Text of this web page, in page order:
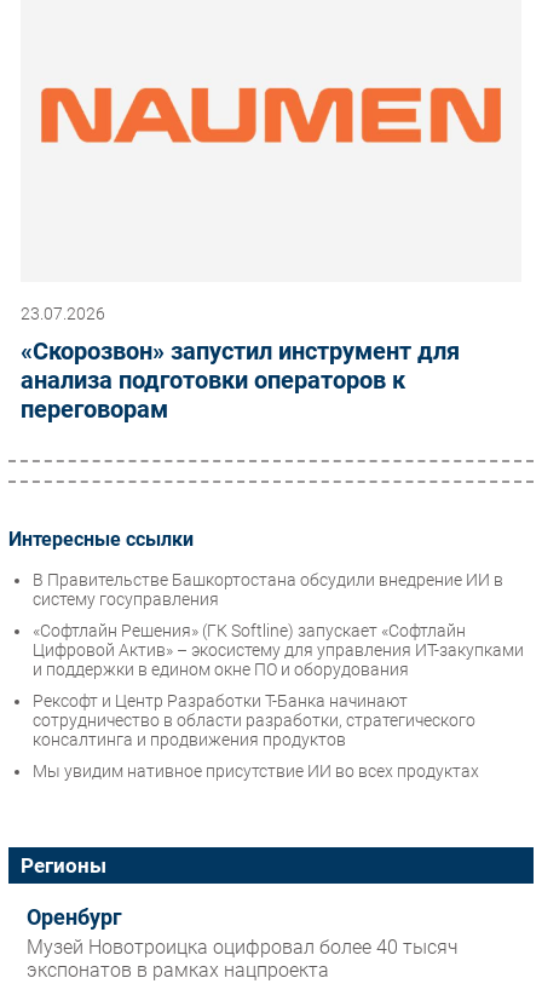
23.07.2026
«Скорозвон» запустил инструмент для
анализа подготовки операторов к
переговорам
Интересные ссылки
В Правительстве Башкортостана обсудили внедрение ИИ в
систему госуправления
«Софтлайн Решения» (ГК Softline) запускает «Софтлайн
Цифровой Актив» – экосистему для управления ИТ-закупками
и поддержки в едином окне ПО и оборудования
Рексофт и Центр Разработки Т-Банка начинают
сотрудничество в области разработки, стратегического
консалтинга и продвижения продуктов
Мы увидим нативное присутствие ИИ во всех продуктах
Регионы
Оренбург
Музей Новотроицка оцифровал более 40 тысяч
экспонатов в рамках нацпроекта